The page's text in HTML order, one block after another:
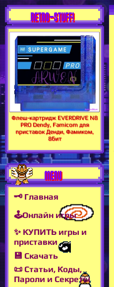
RETRO-STUFF!
Флеш-картридж EVERDRIVE N8
PRO Dendy, Famicom для
приставок Денди, Фамиком,
8бит
MENU
🗝 Главная
🕹Онлайн игры
✨ КУПИТЬ игры и
приставки
💾 Скачать
📜 Статьи, Коды,
Пароли и Секреты